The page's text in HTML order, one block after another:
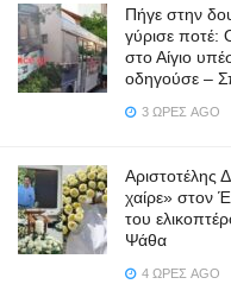
Πήγε στην
γύρισε ποτέ:
στο Αίγιο
οδηγούσε –
3 ΏΡΕΣ AGO
Αριστοτέλης
χαίρε» στον
του
Ψάθα
4 ΏΡΕΣ AGO